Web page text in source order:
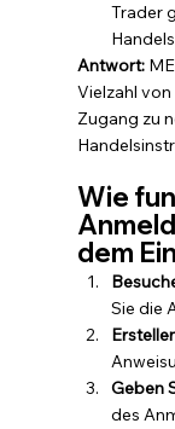
Trader
Antwort:
Vielzahl
Zugang zu
Wie
dem
Sie die
Geben
des